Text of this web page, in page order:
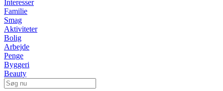
Interesser
Familie
Smag
Aktiviteter
Bolig
Arbejde
Penge
Byggeri
Beauty